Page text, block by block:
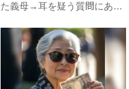
た義母→耳を疑う質問にあ